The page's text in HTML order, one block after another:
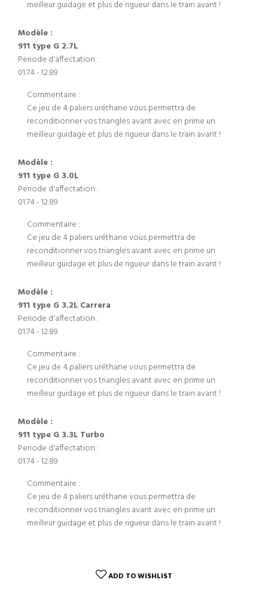
meilleur guidage et plus de rigueur dans le train avant !
Modèle :
911 type G 2.7L
Periode d'affectation :
01.74 - 12.89
Commentaire :
Ce jeu de 4 paliers uréthane vous permettra de
reconditionner vos triangles avant avec en prime un
meilleur guidage et plus de rigueur dans le train avant !
Modèle :
911 type G 3.0L
Periode d'affectation :
01.74 - 12.89
Commentaire :
Ce jeu de 4 paliers uréthane vous permettra de
reconditionner vos triangles avant avec en prime un
meilleur guidage et plus de rigueur dans le train avant !
Modèle :
911 type G 3.2L Carrera
Periode d'affectation :
01.74 - 12.89
Commentaire :
Ce jeu de 4 paliers uréthane vous permettra de
reconditionner vos triangles avant avec en prime un
meilleur guidage et plus de rigueur dans le train avant !
Modèle :
911 type G 3.3L Turbo
Periode d'affectation :
01.74 - 12.89
Commentaire :
Ce jeu de 4 paliers uréthane vous permettra de
reconditionner vos triangles avant avec en prime un
meilleur guidage et plus de rigueur dans le train avant !
ADD TO WISHLIST